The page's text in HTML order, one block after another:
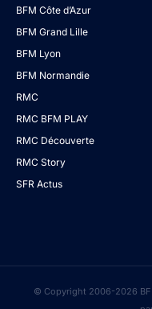
BFM Côte d’Azur
BFM Grand Lille
BFM Lyon
BFM Normandie
RMC
RMC BFM PLAY
RMC Découverte
RMC Story
SFR Actus
© Copyright 2006-2026